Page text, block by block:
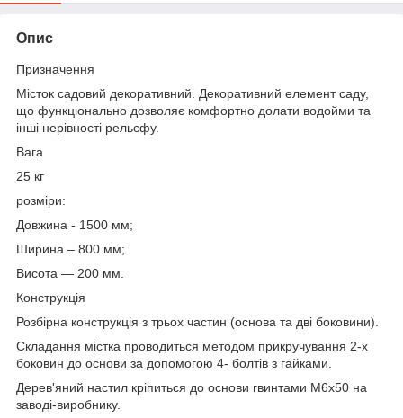
Опис
Призначення
Місток садовий декоративний. Декоративний елемент саду,
що функціонально дозволяє комфортно долати водойми та
інші нерівності рельєфу.
Вага
25 кг
розміри:
Довжина - 1500 мм;
Ширина – 800 мм;
Висота ― 200 мм.
Конструкція
Розбірна конструкція з трьох частин (основа та дві боковини).
Складання містка проводиться методом прикручування 2-х
боковин до основи за допомогою 4- болтів з гайками.
Дерев'яний настил кріпиться до основи гвинтами М6х50 на
заводі-виробнику.